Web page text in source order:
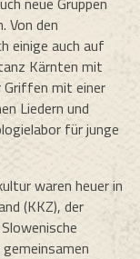
Von den
einige auch auf
Kärnten mit
Griffen mit einer
Liedern und
für junge
waren heuer in
(KKZ), der